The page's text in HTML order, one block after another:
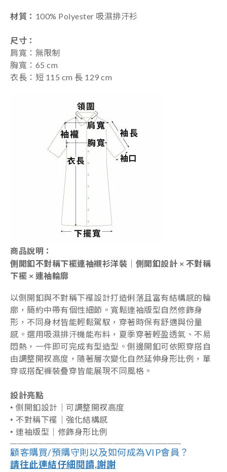
材質： 100% Polyester 吸濕排汗衫
尺寸 ：
肩寬：無限制
胸寬：65 cm
衣長：短 115 cm 長 129 cm
商品說明：
側開釦不對稱下襬連袖襯衫洋裝｜側開釦設計 × 不對稱
下襬 × 連袖輪廓
以側開釦與不對稱下襬設計打造俐落且富有結構感的輪
廓，簡約中帶有個性細節。寬鬆連袖版型自然修飾身
形，不同身材皆能輕鬆駕馭，穿著時保有舒適與份量
感。選用吸濕排汗機能布料，夏季穿著輕盈透氣、不易
悶熱，一件即可完成有型造型。側邊開釦可依照穿搭自
由調整開衩高度，隨著層次變化自然延伸身形比例，單
穿或搭配褲裝疊穿皆能展現不同風格。
設計亮點
• 側開釦設計｜可調整開衩高度
• 不對稱下襬｜強化結構感
• 連袖版型｜修飾身形比例
―――――――――――――――――――――――――
顧客購買/預購守則以及如何成為VIP會員？
請往此連結仔細閱讀,謝謝